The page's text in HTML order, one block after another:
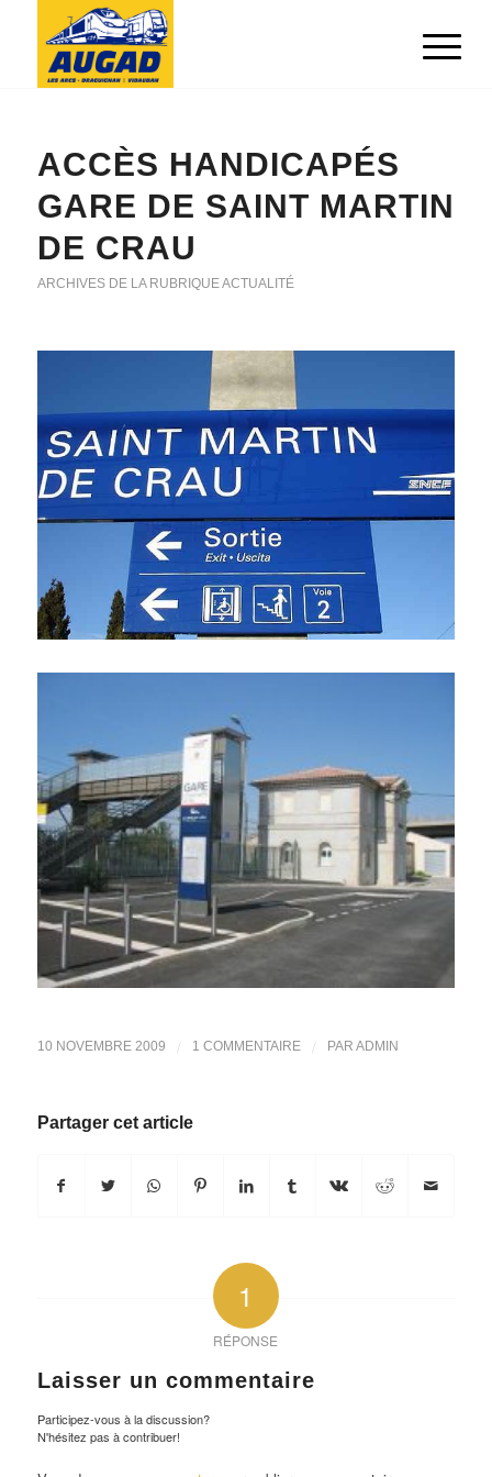
ACCÈS HANDICAPÉS
GARE DE SAINT MARTIN
DE CRAU
ARCHIVES DE LA RUBRIQUE ACTUALITÉ
10 NOVEMBRE 2009 / 1 COMMENTAIRE / PAR ADMIN
Partager cet article
1
RÉPONSE
Laisser un commentaire
Participez-vous à la discussion?
N'hésitez pas à contribuer!